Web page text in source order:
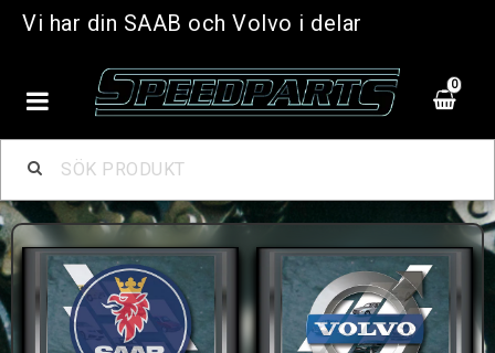
Vi har din SAAB och Volvo i delar
0